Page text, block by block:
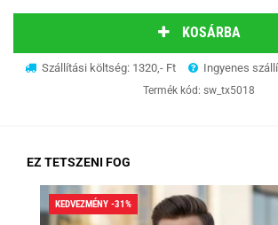
KOSÁRBA
Szállítási költség: 1320,- Ft Ingyenes
Termék kód: sw_tx5018
EZ TETSZENI FOG
KEDVEZMÉNY -31%